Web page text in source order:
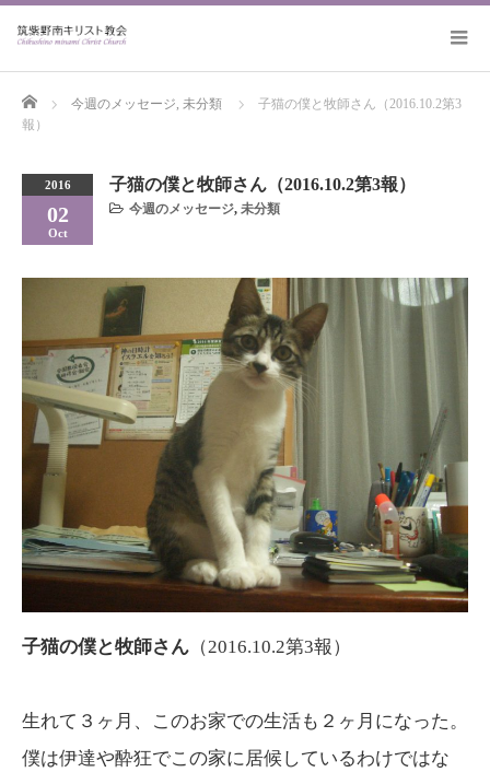
Home 今週のメッセージ, 未分類
子猫の僕と牧師さん（2016.10.2第3
報）
2016
02
Oct
子猫の僕と牧師さん（2016.10.2第3報）
今週のメッセージ, 未分類
子猫の僕と牧師さん （2016.10.2第3報）
生れて３ヶ月、このお家での生活も２ヶ月になった。
僕は伊達や酔狂でこの家に居候しているわけではな